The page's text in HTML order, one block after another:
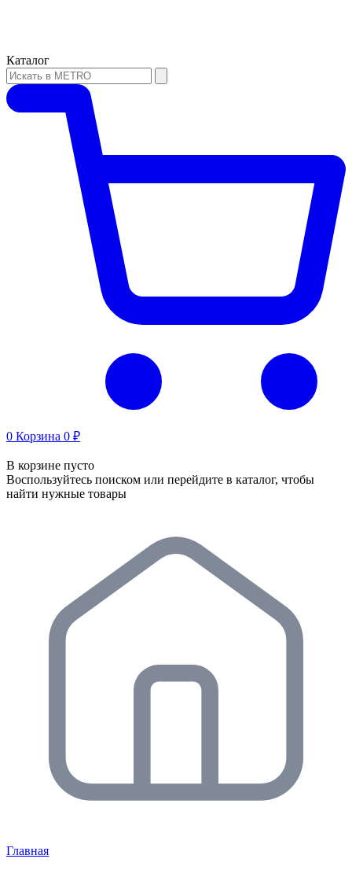
Каталог
0 Корзина 0 ₽
В корзине пусто
Воспользуйтесь поиском или перейдите в каталог, чтобы
найти нужные товары
Главная